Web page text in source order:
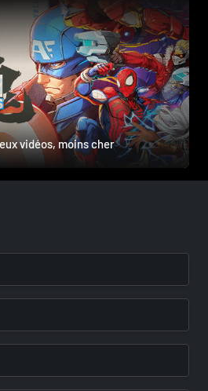
vidéos, moins cher